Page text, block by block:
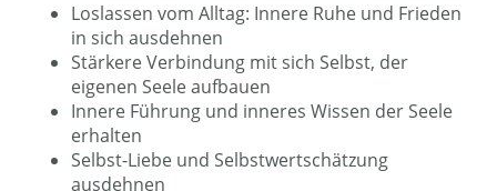
Loslassen vom Alltag: Innere Ruhe und Frieden
in sich ausdehnen
Stärkere Verbindung mit sich Selbst, der
eigenen Seele aufbauen
Innere Führung und inneres Wissen der Seele
erhalten
Selbst-Liebe und Selbstwertschätzung
ausdehnen